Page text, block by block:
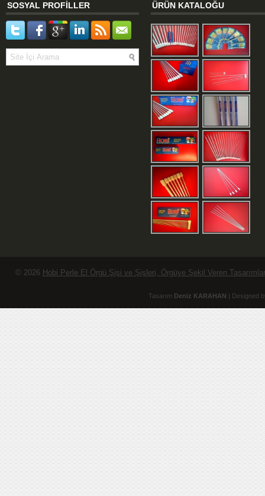
SOSYAL PROFİLLER ÜRÜN KATALOĞU
© 2026 Hobi Perle El Örgü Şişi ve Şişleri, Örgüye Şekil Veren Tasarımlar
Tasarım Deniz KARAHAN | Designed